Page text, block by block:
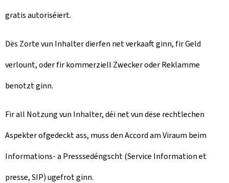
gratis autoriséiert.
Dës Zorte vun Inhalter dierfen net verkaaft ginn, fir Geld
verlount, oder fir kommerziell Zwecker oder Reklamme
benotzt ginn.
Fir all Notzung vun Inhalter, déi net vun dëse rechtlechen
Aspekter ofgedeckt ass, muss den Accord am Viraum beim
Informations- a Presssedéngscht (Service Information et
presse, SIP) ugefrot ginn.